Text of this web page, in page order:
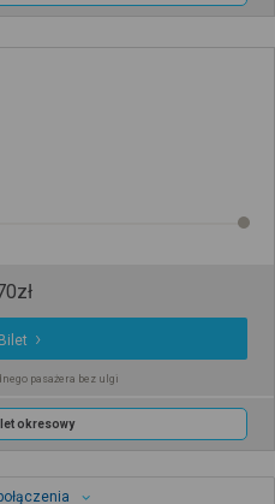
zł
pasażera bez ulgi
okresowy